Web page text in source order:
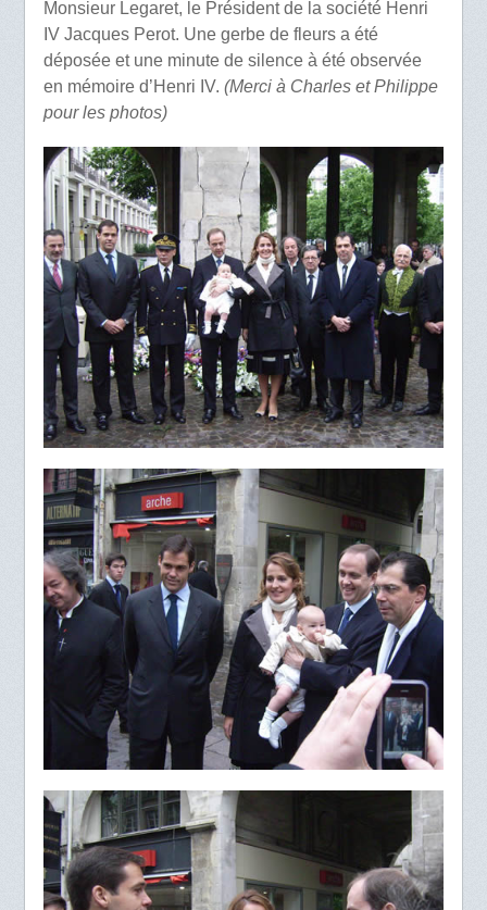
Monsieur Legaret, le Président de la société Henri
IV Jacques Perot. Une gerbe de fleurs a été
déposée et une minute de silence à été observée
en mémoire d’Henri IV. (Merci à Charles et Philippe
pour les photos)